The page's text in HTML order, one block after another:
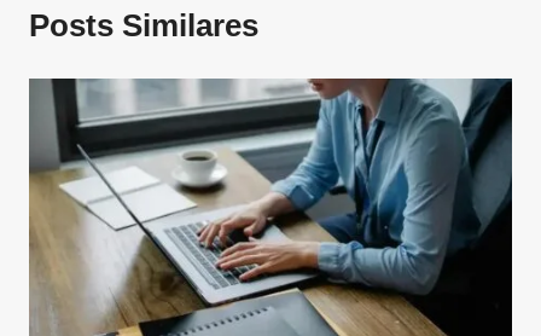
Posts Similares